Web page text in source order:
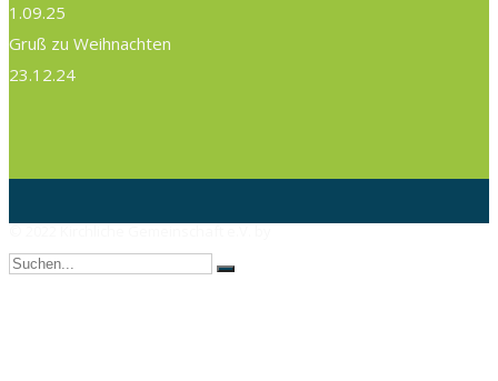
1.09.25
Gruß zu Weihnachten
23.12.24